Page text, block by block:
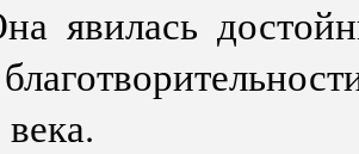
явилась